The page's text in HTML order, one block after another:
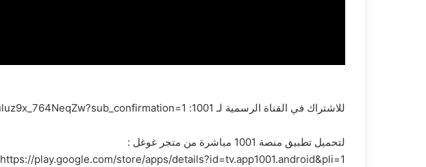
للاشتراك في القناة الرسمية لـ 1001: https://www.youtube.com/channel/UCMhcS-R4uluz9x_764NeqZw?sub_confirmation=1
لتحميل تطبيق منصة 1001 مباشرة من متجر غوغل :
https://play.google.com/store/apps/details?id=tv.app1001.android&pli=1